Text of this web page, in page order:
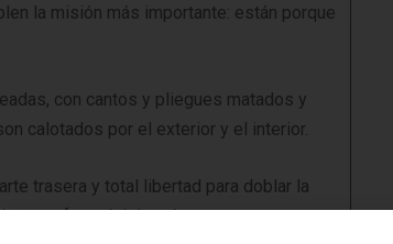
la misión más importante: están porque
con cantos y pliegues matados y
calotados por el exterior y el interior.
trasera y total libertad para doblar la
parte frontal del arnés.